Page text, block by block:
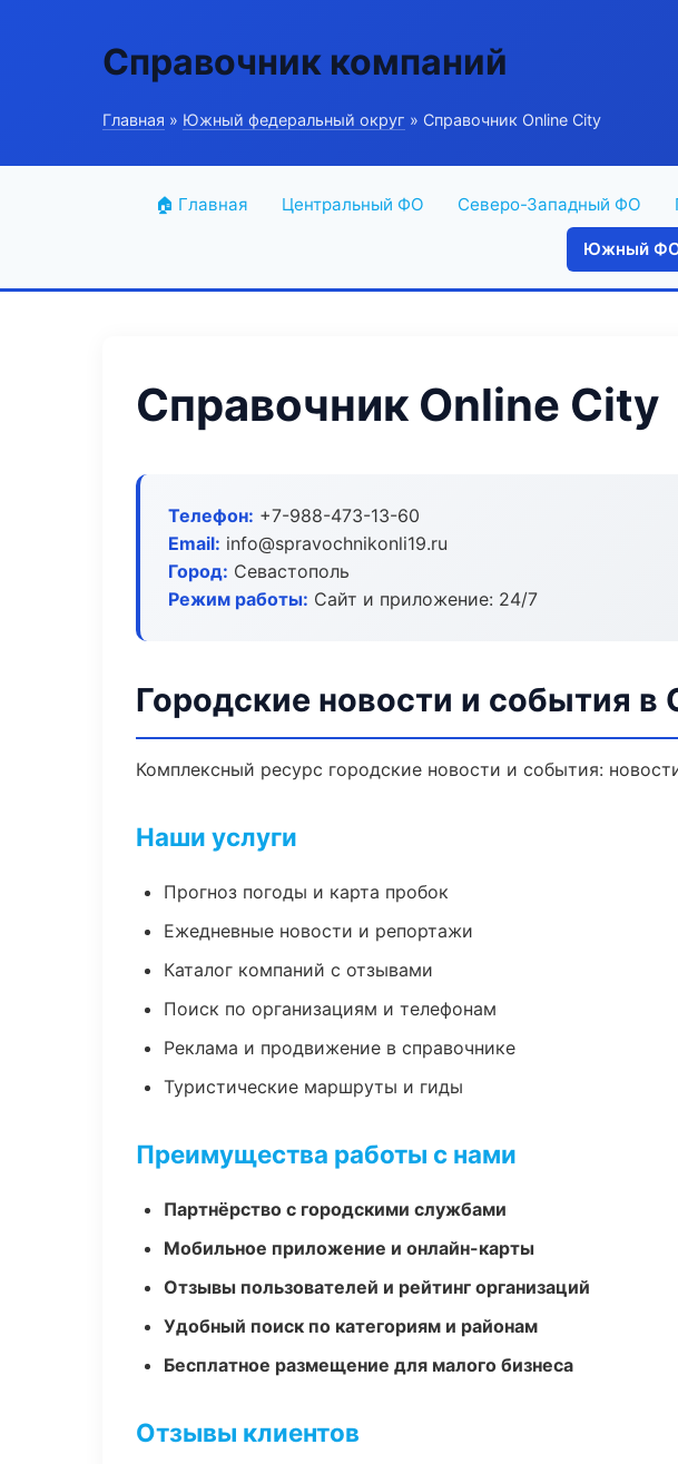
Справочник компаний
Главная » Южный федеральный округ » Справочник Online City
🏠 Главная Центральный ФО Северо-Западный ФО
Южный
Справочник Online City
Телефон: +7-988-473-13-60
Email: info@spravochnikonli19.ru
Город: Севастополь
Режим работы: Сайт и приложение: 24/7
Городские новости и события в
Комплексный ресурс городские новости и события:
Наши услуги
Прогноз погоды и карта пробок
Ежедневные новости и репортажи
Каталог компаний с отзывами
Поиск по организациям и телефонам
Реклама и продвижение в справочнике
Туристические маршруты и гиды
Преимущества работы с нами
Партнёрство с городскими службами
Мобильное приложение и онлайн-карты
Отзывы пользователей и рейтинг организаций
Удобный поиск по категориям и районам
Бесплатное размещение для малого бизнеса
Отзывы клиентов